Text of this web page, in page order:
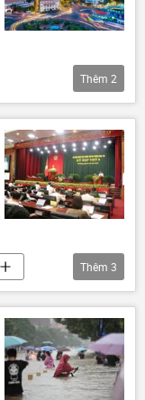
Thêm 2
Thêm 3